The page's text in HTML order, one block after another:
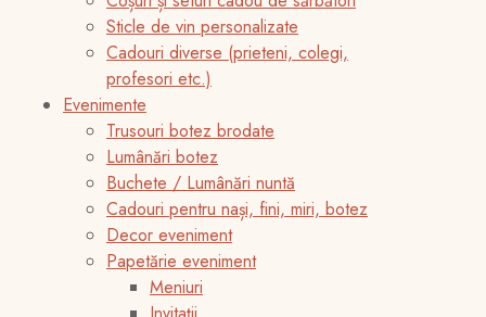
Sticle de vin personalizate
Cadouri diverse (prieteni, colegi,
profesori etc.)
Evenimente
Trusouri botez brodate
Lumânări botez
Buchete / Lumânări nuntă
Cadouri pentru nași, fini, miri, botez
Decor eveniment
Papetărie eveniment
Meniuri